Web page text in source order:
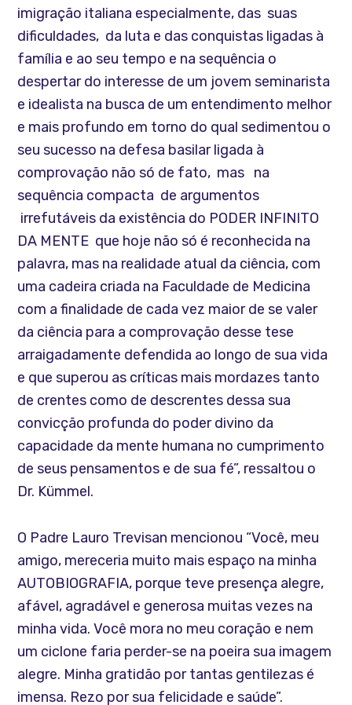
imigração italiana especialmente, das suas
dificuldades, da luta e das conquistas ligadas à
família e ao seu tempo e na sequência o
despertar do interesse de um jovem seminarista
e idealista na busca de um entendimento melhor
e mais profundo em torno do qual sedimentou o
seu sucesso na defesa basilar ligada à
comprovação não só de fato, mas na
sequência compacta de argumentos
irrefutáveis da existência do PODER INFINITO
DA MENTE que hoje não só é reconhecida na
palavra, mas na realidade atual da ciência, com
uma cadeira criada na Faculdade de Medicina
com a finalidade de cada vez maior de se valer
da ciência para a comprovação desse tese
arraigadamente defendida ao longo de sua vida
e que superou as críticas mais mordazes tanto
de crentes como de descrentes dessa sua
convicção profunda do poder divino da
capacidade da mente humana no cumprimento
de seus pensamentos e de sua fé”, ressaltou o
Dr. Kümmel.
O Padre Lauro Trevisan mencionou “Você, meu
amigo, mereceria muito mais espaço na minha
AUTOBIOGRAFIA, porque teve presença alegre,
afável, agradável e generosa muitas vezes na
minha vida. Você mora no meu coração e nem
um ciclone faria perder-se na poeira sua imagem
alegre. Minha gratidão por tantas gentilezas é
imensa. Rezo por sua felicidade e saúde”.